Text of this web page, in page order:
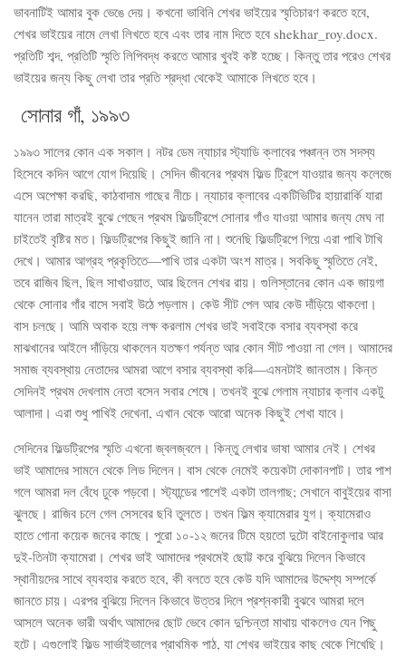
ভাবনাটিই আমার বুক ভেঙে দেয়। কখনো ভাবিনি শেখর ভাইয়ের স্মৃতিচারণ করতে হবে,
শেখর ভাইয়ের নামে লেখা লিখতে হবে এবং তার নাম দিতে হবে shekhar_roy.docx.
প্রতিটি শব্দ, প্রতিটি স্মৃতি লিপিবদ্ধ করতে আমার খুবই কষ্ট হচ্ছে। কিন্তু তার পরেও শেখর
ভাইয়ের জন্য কিছু লেখা তার প্রতি শ্রদ্ধা থেকেই আমাকে লিখতে হবে।
সোনার গাঁ, ১৯৯৩
১৯৯৩ সালের কোন এক সকাল। নটর ডেম ন্যাচার স্ট্যাডি ক্লাবের পঞ্চান্ন তম সদস্য
হিসেবে কদিন আগে যোগ দিয়েছি। সেদিন জীবনের প্রথম ফিল্ড ট্রিপে যাওয়ার জন্য কলেজে
এসে অপেক্ষা করছি, কাঠবাদাম গাছের নীচে। ন্যাচার ক্লাবের একটিভিটির হায়ারার্কি যারা
যানেন তারা মাত্রই বুঝে গেছেন প্রথম ফিল্ডট্রিপে সোনার গাঁও যাওয়া আমার জন্য মেঘ না
চাইতেই বৃষ্টির মত। ফিল্ডট্রিপের কিছুই জানি না। শুনেছি ফিল্ডট্রিপে গিয়ে এরা পাখি টাখি
দেখে। আমার আগ্রহ প্রকৃতিতে—পাখি তার একটা অংশ মাত্র। সবকিছু স্মৃতিতে নেই,
তবে রাজিব ছিল, ছিল সাখাওয়াত, আর ছিলেন শেখর রায়। গুলিস্তানের কোন এক জায়গা
থেকে সোনার গাঁর বাসে সবাই উঠে পড়লাম। কেউ সীট পেল আর কেউ দাঁড়িয়ে থাকলো।
বাস চলছে। আমি অবাক হয়ে লক্ষ করলাম শেখর ভাই সবাইকে বসার ব্যবস্থা করে
মাঝখানের আইলে দাঁড়িয়ে থাকলেন যতক্ষণ পর্যন্ত আর কোন সীট পাওয়া না গেল। আমাদের
সমাজ ব্যবস্থায় নেতাদের আমরা আগে বসার ব্যবস্থা করি—এমনটাই জানতাম। কিন্ত
সেদিনই প্রথম দেখলাম নেতা বসেন সবার শেষে। তখনই বুঝে গেলাম ন্যাচার ক্লাব একটু
আলাদা। এরা শুধু পাখিই দেখেনা, এখান থেকে আরো অনেক কিছুই শেখা যাবে।
সেদিনের ফিল্ডট্রিপের স্মৃতি এখনো জ্বলজ্বলে। কিন্তু লেখার ভাষা আমার নেই। শেখর
ভাই আমাদের সামনে থেকে লিড দিলেন। বাস থেকে নেমেই কয়েকটা দোকানপাট। তার পাশ
গলে আমরা দল বেঁধে ঢুকে পড়বো। স্ট্যান্ডের পাশেই একটা তালগাছ; সেখানে বাবুইয়ের বাসা
ঝুলছে। রাজিব চলে গেল সেসবের ছবি তুলতে। তখন ফিল্ম ক্যামেরার যুগ। ক্যামেরাও
হাতে গোনা কয়েক জনের কাছে। পুরো ১০-১২ জনের টিমে হয়তো দুটো বাইনোকুলার আর
দুই-তিনটা ক্যামেরা। শেখর ভাই আমাদের প্রথমেই ছোট্ট করে বুঝিয়ে দিলেন কিভাবে
স্থানীয়দের সাথে ব্যবহার করতে হবে, কী বলতে হবে কেউ যদি আমাদের উদ্দেশ্য সম্পর্কে
জানতে চায়। এরপর বুঝিয়ে দিলেন কিভাবে উত্তর দিলে প্রশ্নকারী বুঝবে আমরা দলে
আসলে অনেক ভারী অর্থাৎ আমাদের ছোট ভেবে কোন দুশ্চিন্তা মাথায় থাকলেও যেন পিছু
হটে। এগুলোই ফিল্ড সার্ভাইভালের প্রাথমিক পাঠ, যা শেখর ভাইয়ের কাছ থেকে শিখেছি।